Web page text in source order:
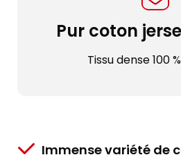
Pur coton
Tissu dense 100
Immense variété de